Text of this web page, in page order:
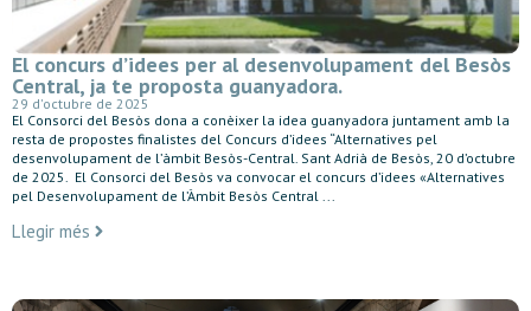
El concurs d’idees per al desenvolupament del Besòs
Central, ja te proposta guanyadora.
29 d'octubre de 2025
El Consorci del Besòs dona a conèixer la idea guanyadora juntament amb la
resta de propostes finalistes del Concurs d’idees “Alternatives pel
desenvolupament de l’àmbit Besòs-Central. Sant Adrià de Besòs, 20 d’octubre
de 2025. El Consorci del Besòs va convocar el concurs d’idees «Alternatives
pel Desenvolupament de l’Àmbit Besòs Central ...
Llegir més